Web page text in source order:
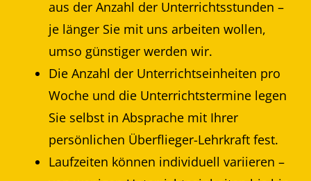
aus der Anzahl der Unterrichtsstunden –
je länger Sie mit uns arbeiten wollen,
umso günstiger werden wir.
Die Anzahl der Unterrichtseinheiten pro
Woche und die Unterrichtstermine legen
Sie selbst in Absprache mit Ihrer
persönlichen Überflieger-Lehrkraft fest.
Laufzeiten können individuell variieren –